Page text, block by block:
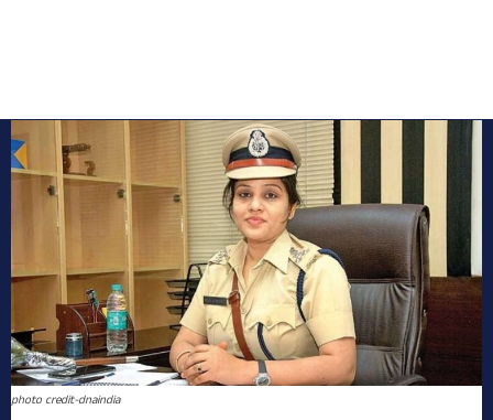
photo credit-dnaindia